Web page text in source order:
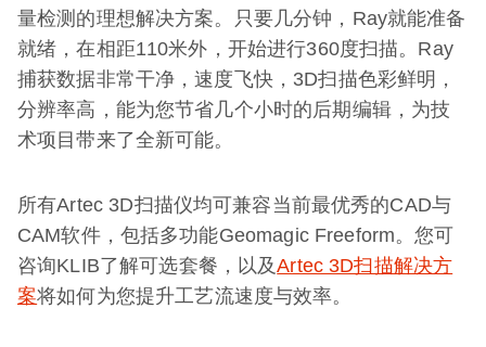
量检测的理想解决方案。只要几分钟，Ray就能准备
就绪，在相距110米外，开始进行360度扫描。Ray
捕获数据非常干净，速度飞快，3D扫描色彩鲜明，
分辨率高，能为您节省几个小时的后期编辑，为技
术项目带来了全新可能。
所有Artec 3D扫描仪均可兼容当前最优秀的CAD与
CAM软件，包括多功能Geomagic Freeform。您可
咨询KLIB了解可选套餐，以及Artec 3D扫描解决方
案将如何为您提升工艺流速度与效率。